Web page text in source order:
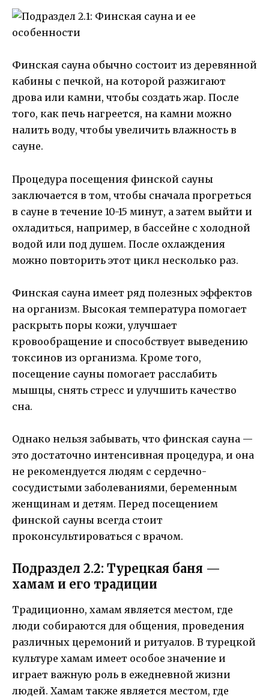
Финская сауна обычно состоит из деревянной
кабины с печкой, на которой разжигают
дрова или камни, чтобы создать жар. После
того, как печь нагреется, на камни можно
налить воду, чтобы увеличить влажность в
сауне.
Процедура посещения финской сауны
заключается в том, чтобы сначала прогреться
в сауне в течение 10-15 минут, а затем выйти и
охладиться, например, в бассейне с холодной
водой или под душем. После охлаждения
можно повторить этот цикл несколько раз.
Финская сауна имеет ряд полезных эффектов
на организм. Высокая температура помогает
раскрыть поры кожи, улучшает
кровообращение и способствует выведению
токсинов из организма. Кроме того,
посещение сауны помогает расслабить
мышцы, снять стресс и улучшить качество
сна.
Однако нельзя забывать, что финская сауна —
это достаточно интенсивная процедура, и она
не рекомендуется людям с сердечно-
сосудистыми заболеваниями, беременным
женщинам и детям. Перед посещением
финской сауны всегда стоит
проконсультироваться с врачом.
Подраздел 2.2: Турецкая баня —
хамам и его традиции
Традиционно, хамам является местом, где
люди собираются для общения, проведения
различных церемоний и ритуалов. В турецкой
культуре хамам имеет особое значение и
играет важную роль в ежедневной жизни
людей. Хамам также является местом, где